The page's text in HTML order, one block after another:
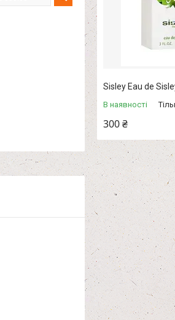
Sisley Eau de
В наявності
300 ₴